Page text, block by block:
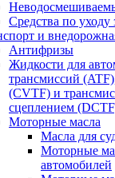
Средства по
и
Антифризы
Жидкости для
трансмиссий
(CVTF) и
сцеплением
Моторные масла
Масла для
Моторные
автомобилей